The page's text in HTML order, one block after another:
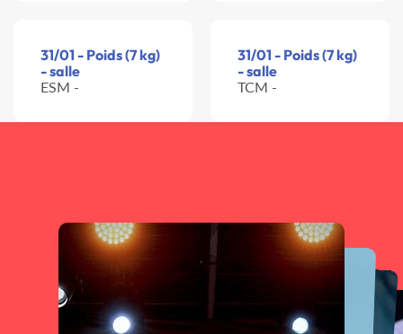
31/01 - Poids (7 kg)
- salle
ESM -
31/01 - Poids (7 kg)
- salle
TCM -